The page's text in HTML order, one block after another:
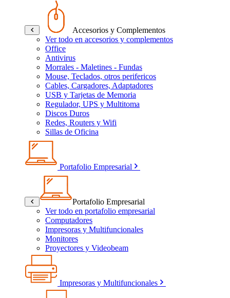
Accesorios y Complementos
Ver todo en accesorios y complementos
Office
Antivirus
Morrales - Maletines - Fundas
Mouse, Teclados, otros perifericos
Cables, Cargadores, Adaptadores
USB y Tarjetas de Memoria
Regulador, UPS y Multitoma
Discos Duros
Redes, Routers y Wifi
Sillas de Oficina
Portafolio Empresarial
Portafolio Empresarial
Ver todo en portafolio empresarial
Computadores
Impresoras y Multifuncionales
Monitores
Proyectores y Videobeam
Impresoras y Multifuncionales